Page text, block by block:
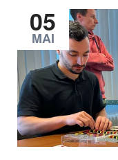
05
MAI